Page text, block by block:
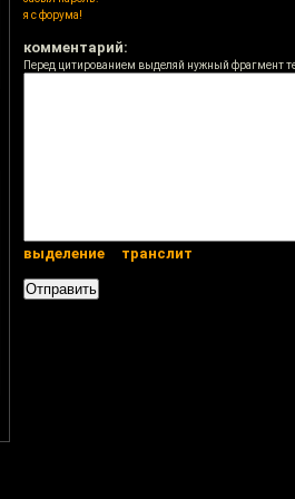
я с форума!
комментарий:
Перед цитированием выделяй нужный фрагмент
выделение транслит